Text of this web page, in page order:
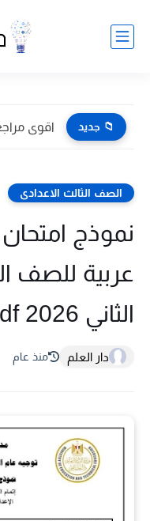
📁 جديد
الصف الثالث الاعدادى
نموذج
عربية للصف
الثاني 2026 pdf اعداد توجيه المنيا
دار العلم منذ عام